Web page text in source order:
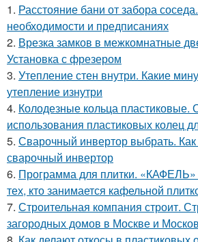
1. Расстояние бани от забора
необходимости и предписаниях
2. Врезка замков в межкомнатные
Установка с фрезером
3. Утепление стен внутри. Какие
утепление изнутри
4. Колодезные кольца пластиковые.
использования пластиковых колец
5. Сварочный инвертор выбрать.
сварочный инвертор
6. Программа для плитки.
тех, кто занимается кафельной
7. Строительная компания строит.
загородных домов в Москве и